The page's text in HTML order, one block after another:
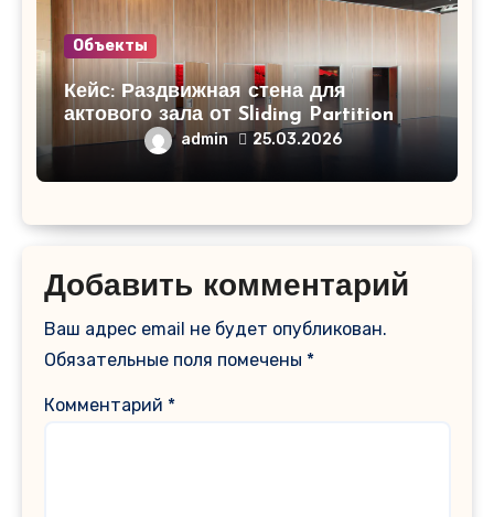
Объекты
Кейс: Раздвижная стена для
актового зала от Sliding Partition
admin 25.03.2026
Добавить комментарий
Ваш адрес email не будет опубликован.
Обязательные поля помечены *
Комментарий *